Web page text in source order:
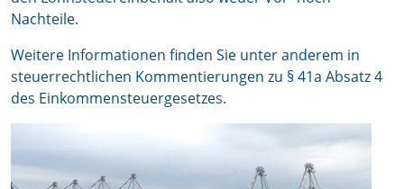
Nachteile.
Weitere Informationen finden Sie unter anderem in
steuerrechtlichen Kommentierungen zu § 41a Absatz 4
des Einkommensteuergesetzes.